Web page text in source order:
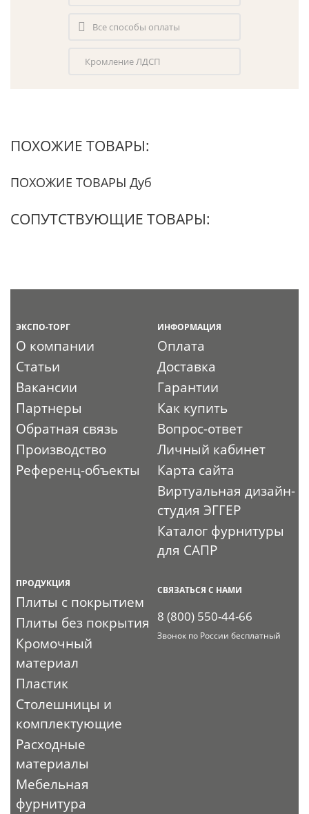
Все способы оплаты
Кромление ЛДСП
ПОХОЖИЕ ТОВАРЫ:
ПОХОЖИЕ ТОВАРЫ Дуб
СОПУТСТВУЮЩИЕ ТОВАРЫ:
ЭКСПО-ТОРГ
О компании
Статьи
Вакансии
Партнеры
Обратная связь
Производство
Референц-объекты
ИНФОРМАЦИЯ
Оплата
Доставка
Гарантии
Как купить
Вопрос-ответ
Личный кабинет
Карта сайта
Виртуальная дизайн-
студия ЭГГЕР
Каталог фурнитуры
для САПР
ПРОДУКЦИЯ
Плиты с покрытием
Плиты без покрытия
Кромочный
материал
Пластик
Столешницы и
комплектующие
Расходные
материалы
Мебельная
фурнитура
СВЯЗАТЬСЯ С НАМИ
8 (800) 550-44-66
Звонок по России бесплатный